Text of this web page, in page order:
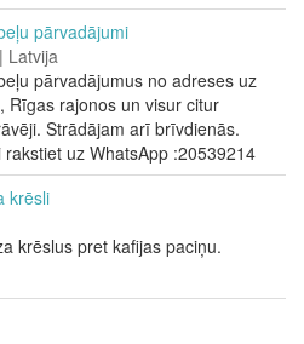
pārvadājumi
Latvija
pārvadājumus no adreses uz
Rīgas rajonos un visur citur
Strādājam arī brīvdienās.
rakstiet uz WhatsApp :20539214
krēsli
krēslus pret kafijas paciņu.